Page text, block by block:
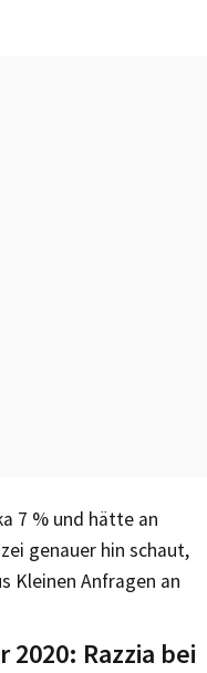
7 % und hätte an
genauer hin schaut,
Kleinen Anfragen an
Razzia bei